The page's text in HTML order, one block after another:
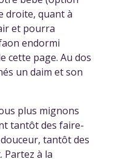
droite, quant à
et pourra
endormi
cette page. Au dos
un daim et son
plus mignons
tantôt des faire-
tantôt des
à la